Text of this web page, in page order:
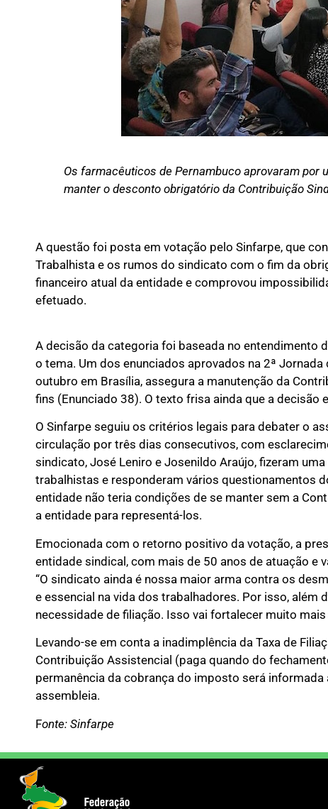
Os farmacêuticos de Pernambuco aprovaram por
manter o desconto obrigatório da Contribuição
A questão foi posta em votação pelo Sinfarpe, que
Trabalhista e os rumos do sindicato com o fim da
financeiro atual da entidade e comprovou
efetuado.
A decisão da categoria foi baseada no entendimento
o tema. Um dos enunciados aprovados na 2ª
outubro em Brasília, assegura a manutenção da
fins (Enunciado 38). O texto frisa ainda que a decisão
O Sinfarpe seguiu os critérios legais para debater o
circulação por três dias consecutivos, com
sindicato, José Leniro e Josenildo Araújo, fizeram
trabalhistas e responderam vários questionamentos
entidade não teria condições de se manter sem a
a entidade para representá-los.
Emocionada com o retorno positivo da votação, a
entidade sindical, com mais de 50 anos de atuação
“O sindicato ainda é nossa maior arma contra os
e essencial na vida dos trabalhadores. Por isso, além
necessidade de filiação. Isso vai fortalecer muito mais
Levando-se em conta a inadimplência da Taxa de
Contribuição Assistencial (paga quando do
permanência da cobrança do imposto será
assembleia.
Fonte: Sinfarpe